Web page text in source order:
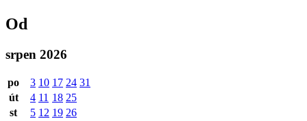
Od
srpen 2026
po 3 10 17 24 31
út
4 11 18 25
st
5 12 19 26